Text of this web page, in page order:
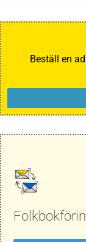
Beställ en